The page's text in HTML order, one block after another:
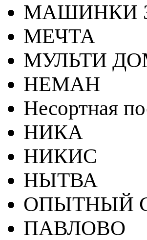
МАШИНКИ
МЕЧТА
МУЛЬТИ
НЕМАН
Несортная
НИКА
НИКИС
НЫТВА
ОПЫТНЫЙ
ПАВЛОВО